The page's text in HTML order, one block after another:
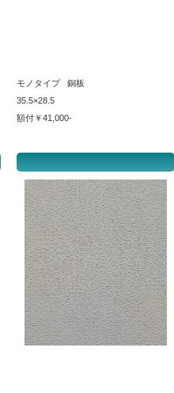
モノタイプ 銅板
35.5×28.5
額付￥41,000-